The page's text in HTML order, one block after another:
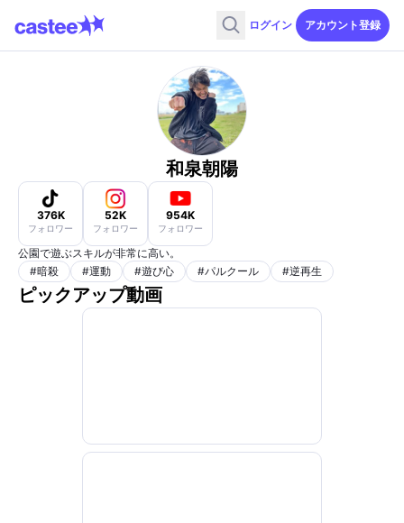
ログイン アカウント登録
和泉朝陽
376K
フォロワー
52K
フォロワー
954K
フォロワー
公園で遊ぶスキルが非常に高い。
#暗殺 #運動 #遊び心 #パルクール #逆再生
ピックアップ動画